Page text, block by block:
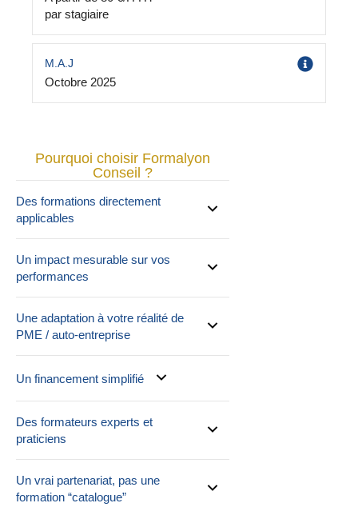
par stagiaire
M.A.J
Octobre 2025
Pourquoi choisir Formalyon
Conseil ?
Des formations directement
applicables
Un impact mesurable sur vos
performances
Une adaptation à votre réalité de
PME / auto-entreprise
Un financement simplifié
Des formateurs experts et
praticiens
Un vrai partenariat, pas une
formation “catalogue”